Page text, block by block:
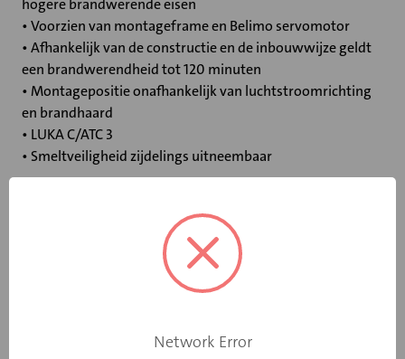
hogere brandwerende eisen
• Voorzien van montageframe en Belimo servomotor
• Afhankelijk van de constructie en de inbouwwijze geldt
een brandwerendheid tot 120 minuten
• Montagepositie onafhankelijk van luchtstroomrichting
en brandhaard
• LUKA C/ATC 3
• Smeltveiligheid zijdelings uitneembaar
Elektromotor 230 V
Network Error